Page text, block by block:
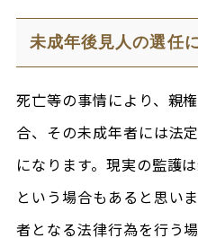
未成年後見人の選任
死亡等の事情により、親
合、その未成年者には法
になります。現実の監護
という場合もあると思い
者となる法律行為を行う